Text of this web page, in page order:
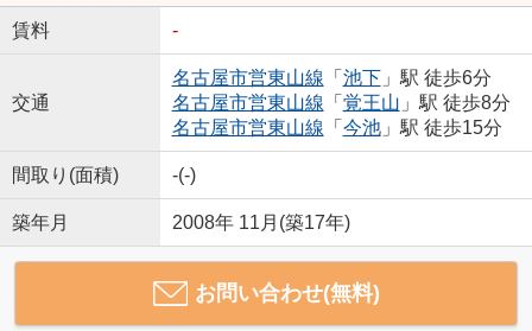
賃料 -
交通
名古屋市営東山線 「 池下」駅 徒歩6分
名古屋市営東山線 「 覚王山 」駅 徒歩8分
名古屋市営東山線 「 今池」駅 徒歩15分
間取り(面積) -(-)
築年月 2008年 11月(築17年)
お問い合わせ(無料)